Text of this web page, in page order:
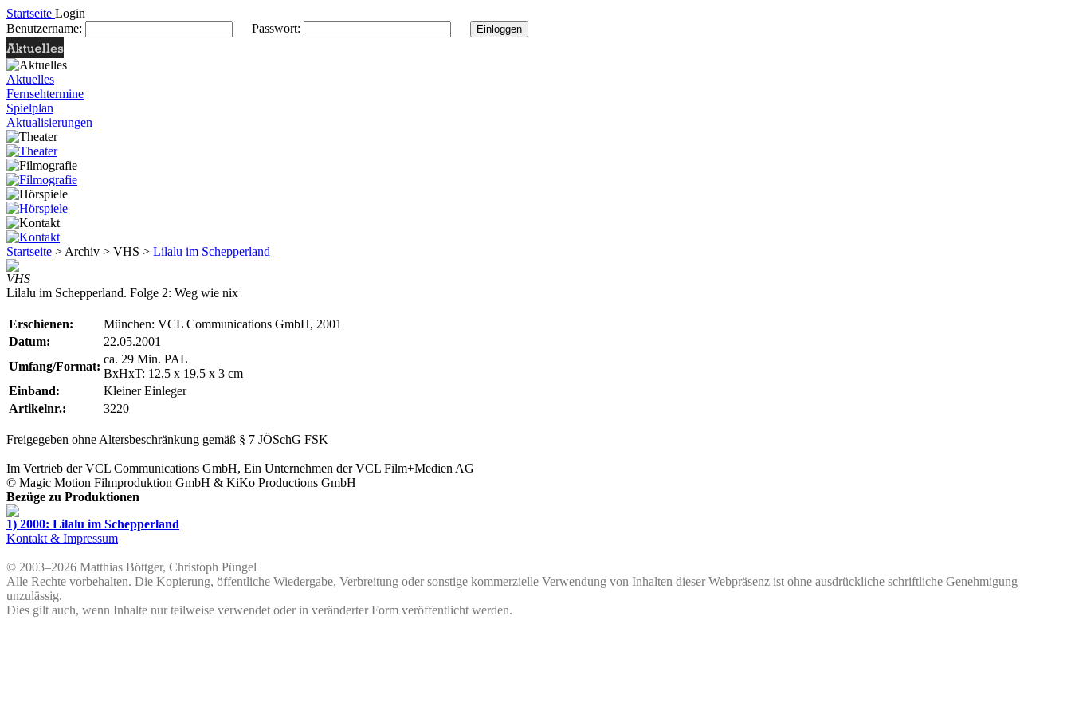
Startseite Login
Benutzername:
Passwort:
Aktuelles
Fernsehtermine
Spielplan
Aktualisierungen
Startseite > Archiv > VHS > Lilalu im Schepperland
VHS
Lilalu im Schepperland. Folge 2: Weg wie nix
Erschienen:
München: VCL Communications GmbH, 2001
Datum:
22.05.2001
Umfang/Format:
ca. 29 Min. PAL
BxHxT: 12,5 x 19,5 x 3 cm
Einband:
Kleiner Einleger
Artikelnr.:
3220
Freigegeben ohne Altersbeschränkung gemäß § 7 JÖSchG FSK
Im Vertrieb derVCL Communications GmbH, Ein Unternehmen derVCL Film+Medien AG
© Magic Motion Filmproduktion GmbH & KiKo Productions GmbH
Bezüge zu Produktionen
1) 2000: Lilalu im Schepperland
Kontakt & Impressum
© 2003–2026 Matthias Böttger, Christoph Püngel
Alle Rechte vorbehalten. Die Kopierung, öffentliche Wiedergabe, Verbreitung oder sonstige kommerzielle Verwendung von Inhalten dieser Webpräsenz ist ohne ausdrückliche schriftliche Genehmigung
unzulässig.
Dies gilt auch, wenn Inhalte nur teilweise verwendet oder in veränderter Form veröffentlicht werden.